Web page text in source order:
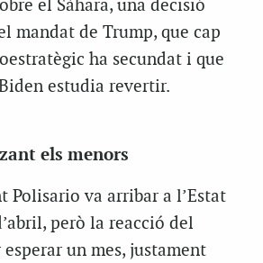
el Sàhara, una decisió
mandat de Trump, que cap
ha secundat i que
estudia revertir.
els menors
Polisario va arribar a l’Estat
però la reacció del
un mes, justament